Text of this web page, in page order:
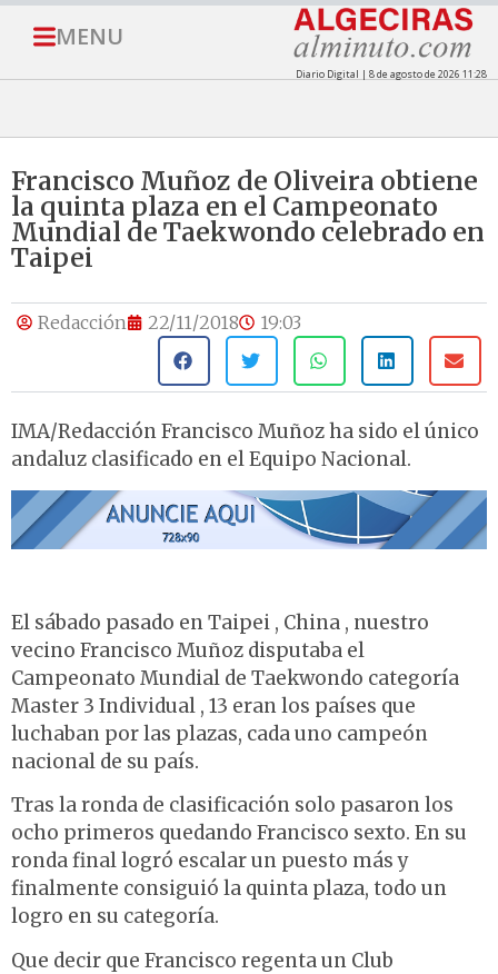
MENU
Diario Digital | 8 de agosto de 2026 11:28
Francisco Muñoz de Oliveira obtiene
la quinta plaza en el Campeonato
Mundial de Taekwondo celebrado en
Taipei
Redacción 22/11/2018 19:03
IMA/Redacción Francisco Muñoz ha sido el único
andaluz clasificado en el Equipo Nacional.
El sábado pasado en Taipei , China , nuestro
vecino Francisco Muñoz disputaba el
Campeonato Mundial de Taekwondo categoría
Master 3 Individual , 13 eran los países que
luchaban por las plazas, cada uno campeón
nacional de su país.
Tras la ronda de clasificación solo pasaron los
ocho primeros quedando Francisco sexto. En su
ronda final logró escalar un puesto más y
finalmente consiguió la quinta plaza, todo un
logro en su categoría.
Que decir que Francisco regenta un Club